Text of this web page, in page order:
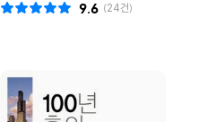
(24건)
9.6